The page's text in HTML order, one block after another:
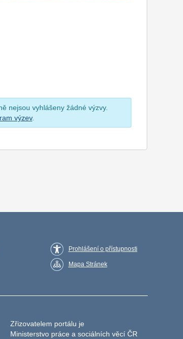
nejsou vyhlášeny žádné výzvy.
výzev.
Prohlášení o přístupnosti
Mapa Stránek
Zřizovatelem portálu je
Ministerstvo práce a sociálních věcí ČR